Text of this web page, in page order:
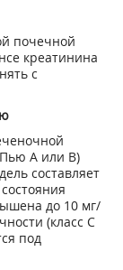
почечной
креатинина
с
Пью А или В)
составляет
до 10 мг/
(класс С
под